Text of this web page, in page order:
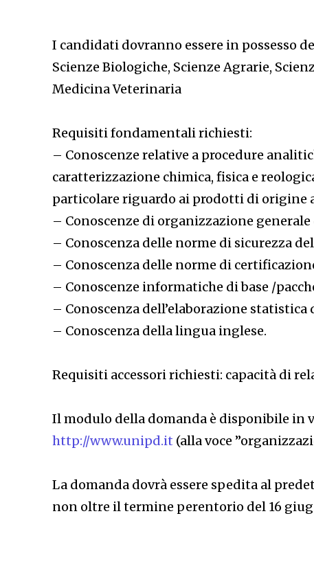
I candidati dovranno essere in possesso
Scienze Biologiche, Scienze Agrarie,
Medicina Veterinaria
Requisiti fondamentali richiesti:
– Conoscenze relative a procedure
caratterizzazione chimica, fisica e
particolare riguardo ai prodotti di origine
– Conoscenze di organizzazione
– Conoscenza delle norme di sicurezza
– Conoscenza delle norme di
– Conoscenze informatiche di base /
– Conoscenza dell’elaborazione statistica
– Conoscenza della lingua inglese.
Requisiti accessori richiesti: capacità di
Il modulo della domanda è disponibile in
http://www.unipd.it (alla voce
La domanda dovrà essere spedita al
non oltre il termine perentorio del 16